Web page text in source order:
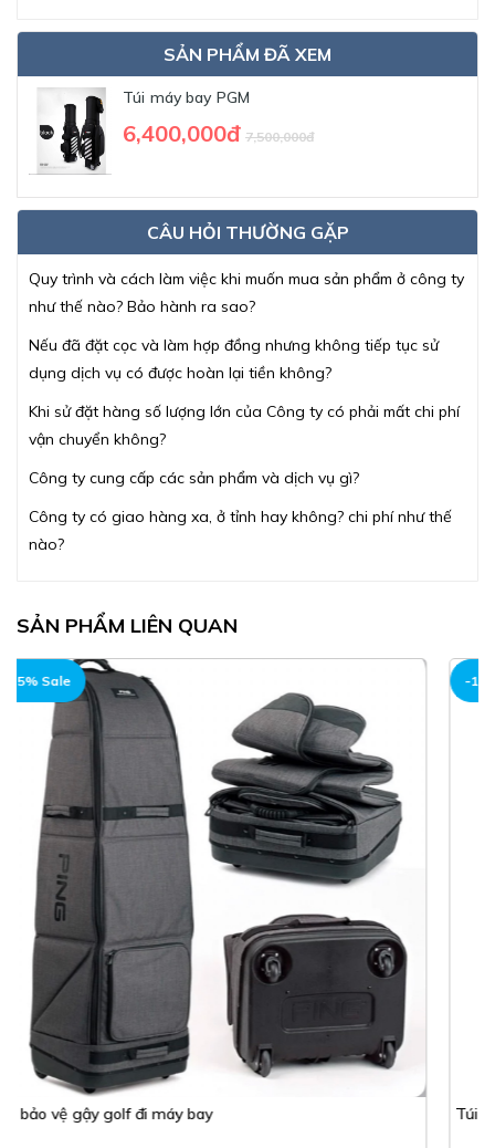
SẢN PHẨM ĐÃ XEM
Túi máy bay PGM
6,400,000đ 7,500,000đ
CÂU HỎI THƯỜNG GẶP
Quy trình và cách làm việc khi muốn mua sản phẩm ở công ty
như thế nào? Bảo hành ra sao?
Nếu đã đặt cọc và làm hợp đồng nhưng không tiếp tục sử
dụng dịch vụ có được hoàn lại tiền không?
Khi sử đặt hàng số lượng lớn của Công ty có phải mất chi phí
vận chuyển không?
Công ty cung cấp các sản phẩm và dịch vụ gì?
Công ty có giao hàng xa, ở tỉnh hay không? chi phí như thế
nào?
SẢN PHẨM LIÊN QUAN
-15% Sale
Túi máy bay PGM